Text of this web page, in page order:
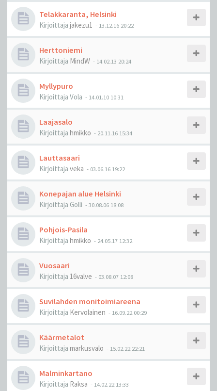
Telakkaranta, Helsinki
Kirjoittaja jakezu1 - 13.12.16 20:22
Herttoniemi
Kirjoittaja MindW - 14.02.13 20:24
Myllypuro
Kirjoittaja Vola - 14.01.10 10:31
Laajasalo
Kirjoittaja hmikko - 20.11.16 15:34
Lauttasaari
Kirjoittaja veka - 03.06.16 19:22
Konepajan alue Helsinki
Kirjoittaja Golli -30.08.06 18:08
Pohjois-Pasila
Kirjoittaja hmikko - 24.05.17 12:32
Vuosaari
Kirjoittaja 16valve - 03.08.07 12:08
Suvilahden monitoimiareena
Kirjoittaja Kervolainen - 16.09.22 00:29
Käärmetalot
Kirjoittaja markusvalo - 15.02.22 22:21
Malminkartano
Kirjoittaja Raksa - 14.02.22 13:33